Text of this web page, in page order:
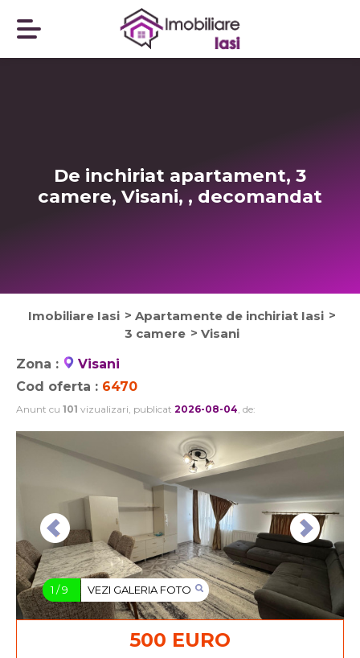
De inchiriat apartament, 3
camere, Visani, , decomandat
Imobiliare Iasi
Apartamente de inchiriat Iasi
3 camere
Visani
Zona :
Visani
Cod oferta : 6470
Anunt cu 101 vizualizari, publicat 2026-08-04, de:
1 /9 VEZI GALERIA FOTO
500 EURO